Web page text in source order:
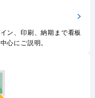
ン、印刷、納期まで看板
心にご説明。